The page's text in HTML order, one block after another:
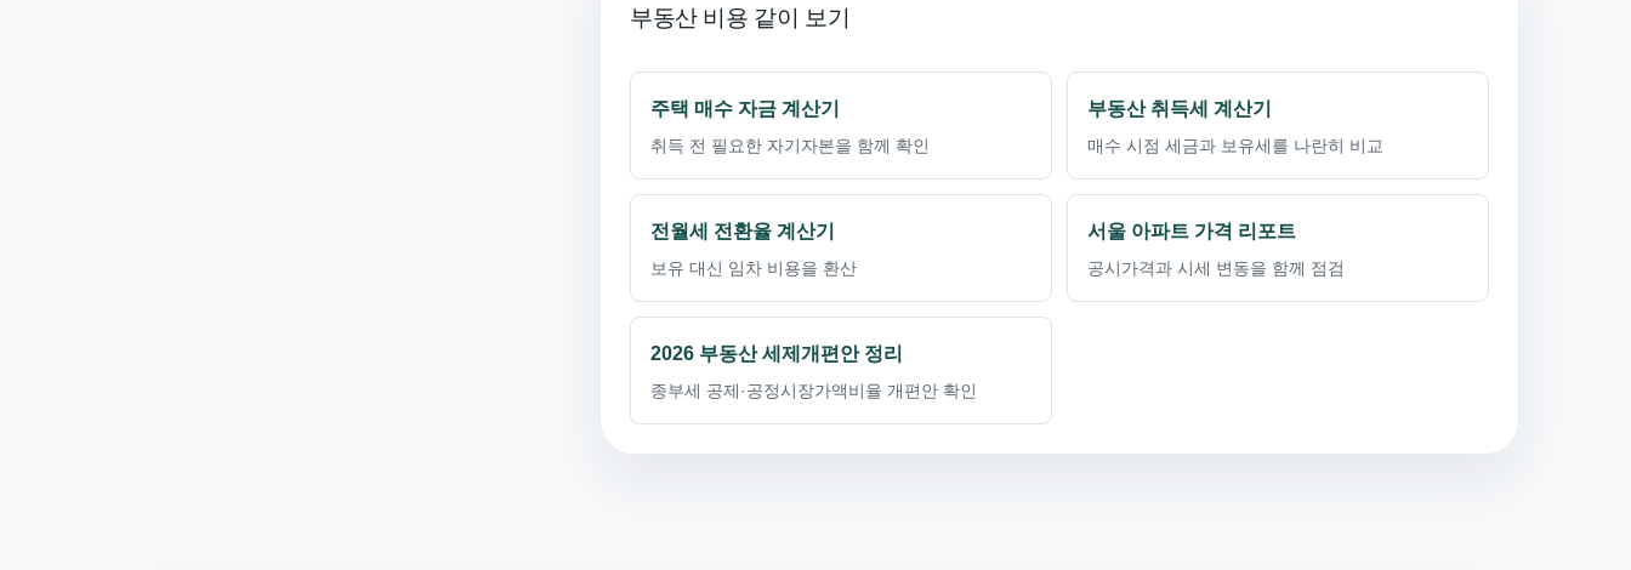
부동산 비용 같이 보기
주택 매수 자금 계산기
취득 전 필요한 자기자본을 함께 확인
부동산 취득세 계산기
매수 시점 세금과 보유세를 나란히 비교
전월세 전환율 계산기
보유 대신 임차 비용을 환산
서울 아파트 가격 리포트
공시가격과 시세 변동을 함께 점검
2026 부동산 세제개편안 정리
종부세 공제·공정시장가액비율 개편안 확인